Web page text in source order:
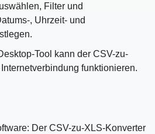
Filter und
, Uhrzeit- und
Tool kann der CSV-zu-
funktionieren.
Der CSV-zu-XLS-Konverter